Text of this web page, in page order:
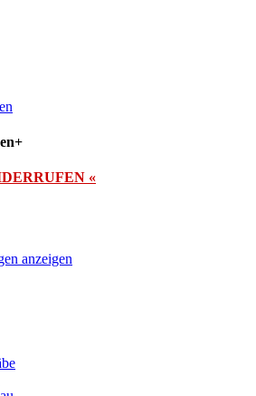
+
«
anzeigen